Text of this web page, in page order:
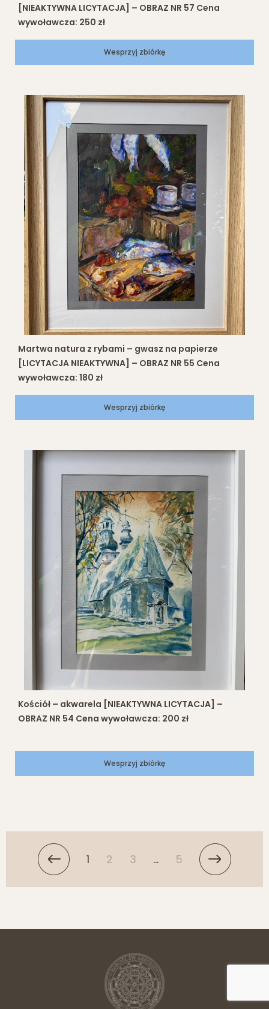
[NIEAKTYWNA LICYTACJA] – OBRAZ NR 57 Cena
wywoławcza: 250 zł
Wesprzyj zbiórkę
Martwa natura z rybami – gwasz na papierze
[LICYTACJA NIEAKTYWNA] – OBRAZ NR 55 Cena
wywoławcza: 180 zł
Wesprzyj zbiórkę
Kościół – akwarela [NIEAKTYWNA LICYTACJA] –
OBRAZ NR 54 Cena wywoławcza: 200 zł
Wesprzyj zbiórkę
1 2 3 … 5